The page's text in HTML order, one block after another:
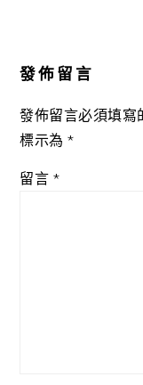
發佈留言
發佈留言必須填寫
標示為*
留言 *